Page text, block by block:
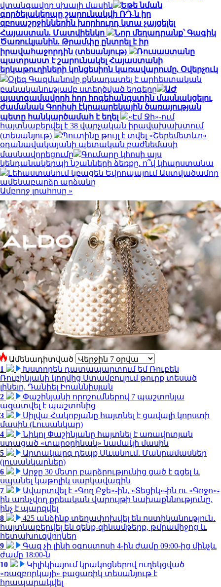
վտանգավոր սխալի մասին
Եթե նման
գործելակերպը շարունակվի ՌԴ-ն իր
զբոսաշրջիկներին խորհուրդ կտա չայցելել
Հայաստան. Մատվիենկո
Նոր մեղադրանք՝ Գագիկ
Ծառուկյանին. Թրամփը ընտրել է իր
իրավահաջորդին (տեսանյութ)
Ռուսաստանը
պատրաստ է շարունակել Հայաստանի
երկաթուղիների կոնցեսիոն կառավարումը. Օվերչուկ
Օլեգ Գազմանովը քննադատել է արհեստական
բանականությամբ ստեղծված երգերը
ԱԺ
պատգամավորի հոր հոգեհանգստին մասնակցելու
ժամանակ Գորիսի էկոպարեկային ծառայության
պետը հանկարծամահ է եղել
«Էմ Ջի»-ում
հայտնաբերվել է 38 վարչական իրավախախտում
(տեսանյութ)
Պուտինը թույլ է տվել «Շերեմետևո»
օդանավակայանի պետական բաժնեմասի
մասնավորեցումը
Գումարը կհոսի այս
կենդանակերպի նշանների ձեռքը. ո՞վ կհարստանա
Լեհաստանում կբացեն Եվրոպայում Աստվածամոր
ամենաբարձր արձանը
Ամբողջ լրահոսը »
Ամենադիտված
1
Խստորեն դատապարտում եմ Ռուբեն
Ռուբինյանի կողմից Ստամբուլում թուրք տեսած
լինելը. Դանիել Իոաննիսյան
2
Փաշինյանի որոշումներով 7 պաշտոնյա
ազատվել է պաշտոնից
3
Սիլվա Հակոբյանը հայտնել է ցավալի կորստի
մասին (Լուսանկար)
4
Նիկոլ Փաշինյանը հայտնել է առավոտյան
ստացած «տարօրինակ» նամակի մասին
5
Արտակարգ դեպք Սևանում. Մանրամասներ
(լուսանկարներ)
6
Արջը 30 մետր բարձրությունից ցած է գցել և
սպանել կաթոլիկ սարկավագին
7
Ավարտվել է «Գող Բջե»-ին, «Տեցիկ»-ին ու «Գոջո»-
ին առնչվող քրեական վարույթի նախաքննությունը.
ինչ է պարզվել
8
425 անձինք տեղափոխվել են ոստիկանություն․
հայտնաբերվել են զենք-զինամթերք, թմրամիջոց և
հետախուզվողներ
9
Գազ չի լինի օգոստոսի 4-ին ժամը 09:00-ից մինչև
ժամը 18:00-ն
10
Կիլիկիայում կրակոցներով ուղեկցված
«ռազբորկայի» բացառիկ տեսանյութ է
հրապարակվել